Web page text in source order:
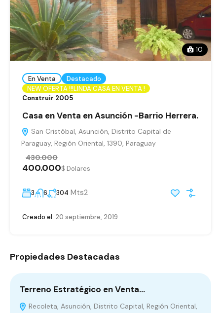
10
En Venta
Destacado
NEW OFERTA !!!LINDA CASA EN VENTA !
Construir 2005
Casa en Venta en Asunción -Barrio Herrera.
San Cristóbal, Asunción, Distrito Capital de
Paraguay, Región Oriental, 1390, Paraguay
400.000
430.000
$ Dolares
3 6 304 Mts2
Creado el: 20 septiembre, 2019
Propiedades Destacadas
Terreno Estratégico en Venta…
Recoleta, Asunción, Distrito Capital, Región Oriental,